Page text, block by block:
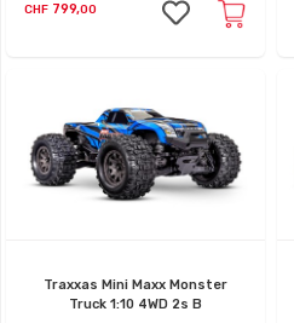
CHF 799,00
Traxxas Mini Maxx Monster
Truck 1:10 4WD 2s B